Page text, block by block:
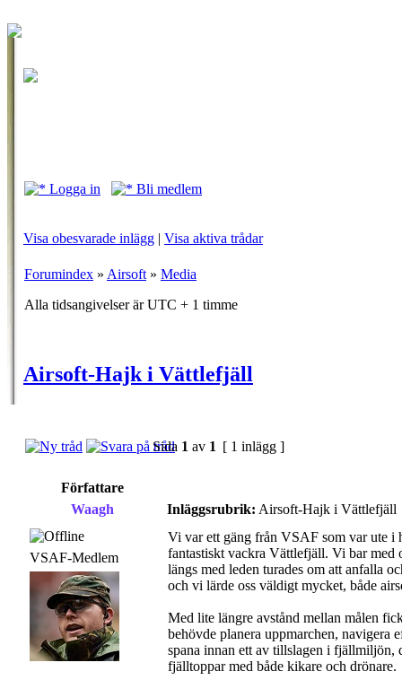
Logga in Bli medlem
Visa obesvarade inlägg | Visa aktiva trådar
Forumindex » Airsoft » Media
Alla tidsangivelser är UTC + 1 timme
Airsoft-Hajk i Vättlefjäll
Sida 1 av 1 [ 1 inlägg ]
Författare
Waagh
Inläggsrubrik: Airsoft-Hajk i Vättlefjäll
VSAF-Medlem
Vi var ett gäng från VSAF som var ute i
fantastiskt vackra Vättlefjäll. Vi bar med
längs med leden turades om att anfalla
och vi lärde oss väldigt mycket, både
Med lite längre avstånd mellan målen
behövde planera uppmarchen,
spana innan ett av tillslagen i fjällmiljön,
fjälltoppar med både kikare och drönare.